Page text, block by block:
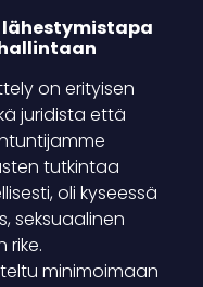
on erityisen
juridista että
tutkintaa
oli kyseessä
seksuaalinen
rike.
minimoimaan